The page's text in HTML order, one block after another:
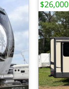
$26,000